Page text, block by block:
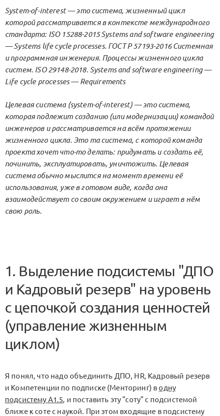
System-of-interest — это система, жизненный цикл
которой рассматривается в контексте международного
стандарта: ISO 15288-2015 Systems and software engineering
— Systems life cycle processes. ГОСТ Р 57193-2016 Системная
и программная инженерия. Процессы жизненного цикла
систем. ISO 29148-2018. Systems and software engineering —
Life cycle processes — Requirements
Целевая система (system-of-interest) — это система,
которая подлежит созданию (или модернизации) командой
инженеров и рассматривается на всём протяжении
жизненного цикла. Это та система, с которой команда
проекта хочет что-то делать: придумать и создать её,
починить, эксплуатировать, уничтожить. Целевая
система обычно мыслится на момент времени её
использования, уже в готовом виде, когда она
взаимодействует со своим окружением и играет в нём
свою роль.
1. Выделение подсистемы "ДПО
и Кадровый резерв" на уровень
с цепочкой создания ценностей
(управление жизненным
циклом)
Я понял, что надо объединить ДПО, HR, Кадровый резерв
и Компетенции по подписке (Менторинг) водну
подсистему А1.5, и поставить эту "соту" с подсистемой
ближе к соте с наукой. При этом входящие в подсистему